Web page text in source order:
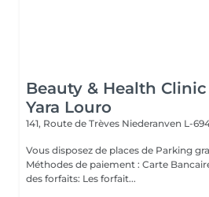
Beauty & Health
Yara Louro
141, Route de Trèves Niederanven L-
Vous disposez de places de Parking
Méthodes de paiement : Carte Bancaire et
des forfaits: Les forfait...